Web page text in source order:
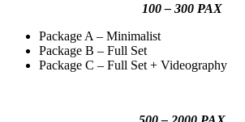
100 – 300 PAX
Package A – Minimalist
Package B – Full Set
Package C – Full Set + Videography